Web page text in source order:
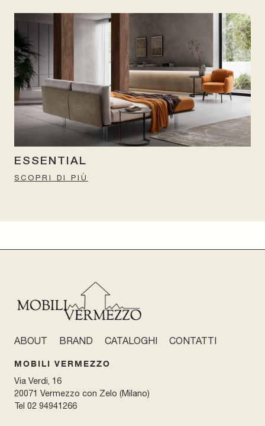
ESSENTIAL
SCOPRI DI PIÙ
ABOUT BRAND CATALOGHI CONTATTI
MOBILI VERMEZZO
Via Verdi, 16
20071 Vermezzo con Zelo (Milano)
Tel 02 94941266